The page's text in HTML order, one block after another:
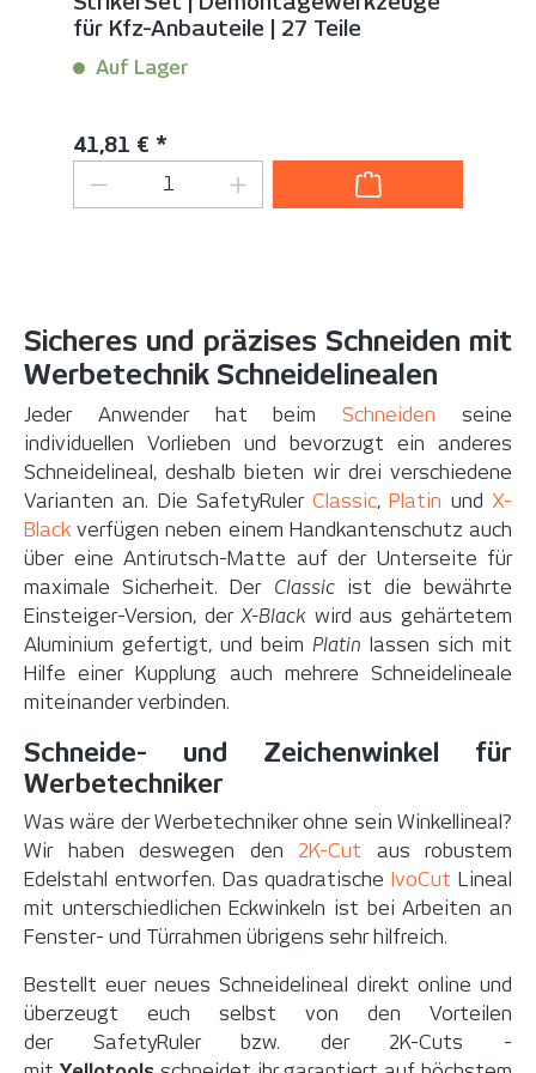
für Kfz-Anbauteile | 27 Teile
Auf Lager
Regulärer Preis:
41,81 € *
Produkt Anzahl: Gib den
Sicheres und präzises Schneiden mit
Werbetechnik Schneidelinealen
Jeder Anwender hat beimSchneiden seine
individuellen Vorlieben und bevorzugt ein anderes
Schneidelineal, deshalb bieten wir drei verschiedene
Varianten an. Die SafetyRulerClassic,Platin und X-
Black verfügen neben einem Handkantenschutz auch
über eine Antirutsch-Matte auf der Unterseite für
maximale Sicherheit. Der Classicist die bewährte
Einsteiger-Version, der X-Black wird aus gehärtetem
Aluminium gefertigt, und beim Platin lassen sich mit
Hilfe einer Kupplung auch mehrere Schneidelineale
miteinander verbinden.
Schneide- und Zeichenwinkel für
Werbetechniker
Was wäre der Werbetechniker ohne sein Winkellineal?
Wir haben deswegen den 2K-Cut aus robustem
Edelstahl entworfen. Das quadratischeIvoCut Lineal
mit unterschiedlichen Eckwinkeln ist bei Arbeiten an
Fenster- und Türrahmen übrigens sehr hilfreich.
Bestellt euer neues Schneidelineal direkt online und
überzeugt euch selbst von den Vorteilen
der SafetyRuler bzw. der 2K-Cuts -